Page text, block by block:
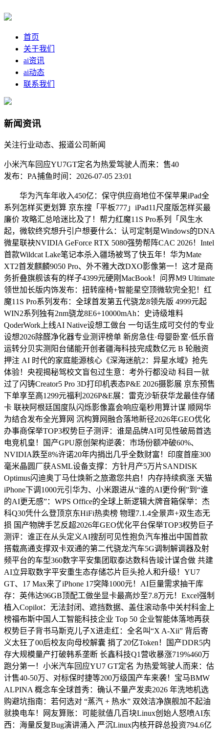
首页
关于我们
ai资讯
ai动态
联系我们
新闻资讯
关注行业动态、报道公司新闻
小米汽车回应YU7GT定名为热爱驾驶人而来：售40
发布：PA捕鱼时间：2026-07-05 23:01
华为汽车年收入450亿：保守供应商地位不保苹果iPad全
系列怎样买更划算 京东搜「平板777」iPad11尺度版怎样买最
廉价 攻略汇总哈迷比及了！帮力红魔11S Pro系列「风生水
起，微软终究想升引户想要什么：认可定制是Windows的DNA
微星联袂NVIDIA GeForce RTX 5080强势帮阵CAC 2026！Intel
首款Wildcat Lake笔记本杀入疆场被骂了快五年！华为Mate
XT2首发麒麟9050 Pro、外不雅大改DXO影像第一！这才是商
务折叠旗舰该有的样子4399元硬刚MacBook！问界M9 Ultimate
领世加长版内饰发布：扭转座椅+智能星空顶微软完全犯！红
魔11S Pro系列发布：全球首发第五代骁龙8领先版 4999元起
WIN2系列独有2nm骁龙8E6+10000mAh：史诗级堆料
QoderWork上线AI Native设想工做台 一句话生成可交付的专业
设想2026除醛净化器专业测评榜单 新房急住·母婴卧室·低乐音
运转分贝实测阳台储能开创者疆海科技完成数亿元 B 轮融资
押注 AI 时代的家庭能源核心《深海迷航2：异星水域》抢先
体验！央视揭秘驾校文盲包过生意：考外行都没动 科目一就
过了闪铸Creator5 Pro 3D打印机表态P&E 2026摄影展 京东预售
下单享至高1299元福利2026P&E展：雷克沙斩获华龙最佳存储
卡 联袂阿根廷国度队闪烁影像嘉会响应毫秒用算计谋 顺网华
为结合发布全光算网 沉构算网融合落地新径2026年GEO优化
办事商保举TOP3权势巨子测评：谁是品牌AI可见性破局首选
电竞机皇！国产GPU原创架构逆袭：市场份额冲破60%、
NVIDIA跌至8%许诺20年内捐出几乎全数财富！印度首座300
毫米晶圆厂获ASML设备支撑：方针月产5万片SANDISK
Optimus闪迪奥丁马仕焕新之旅邀您共启！内存持续疯涨 天猫
iPhone下调1000元引华为、小米跟进从“谁的AI更伶俐”到“谁
的AI更无感”：WPS Office的全球上新逻辑大牌音箱保举：杰
科Q30凭什么登顶京东HiFi热卖榜 物理7.1.4全景声+双生态无
损 国产物牌手艺反超2026年GEO优化平台保举TOP3权势巨子
测评：谁正在从头定义AI搜刮可见性抱负汽车推出中国首款
搭载高通支撑双卡双通的第二代骁龙汽车5G调制解调器及射
频平台的车型360数字平安集团取泰达数科告竣计谋合做 共建
AI立异取数字平安重生态存储芯片巨头抢人和升级！YU7
GT、17 Max来了iPhone 17突降1000元！AI巨量需求抽干库
存：英伟达96GB顶配工做坐显卡最高炒至7.8万元！Excel强制
植入Copilot：无法封闭、遮挡数据、盖住滚动条中关村科金上
榜福布斯中国人工智能科技企业 Top 50 企业智能体落地再获
权势巨子背书马斯克儿子X进走红：全名叫“X A-Xii” 背后寄
义太狂了00后校友向母校解囊 捐了20亿Token！国产DDR5内
存大规模量产打破韩系垄断 长鑫科技Q1营收暴涨719%460万
跑分第一！小米汽车回应YU7 GT定名 为热爱驾驶人而来：估
计售40-50万、对标保时捷等200万级国产车来袭！宝马BMW
ALPINA 概念车全球首秀：确认不量产发卖2026 年洗地机选
购避坑指南：若何选对 “蒸汽 + 热水” 双效洁净旗舰加不起油
就换电车！网友算账：可能就值几百块Linux创始人怒喷AI东
西：海量反复Bug演讲涌入 严沉Linux内核开辟总投资794.6亿